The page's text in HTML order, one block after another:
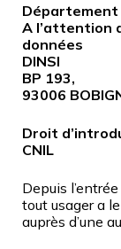
Département
A l’attention
données
DINSI
BP 193,
93006
Droit
CNIL
Depuis
tout usager a
auprès d’une